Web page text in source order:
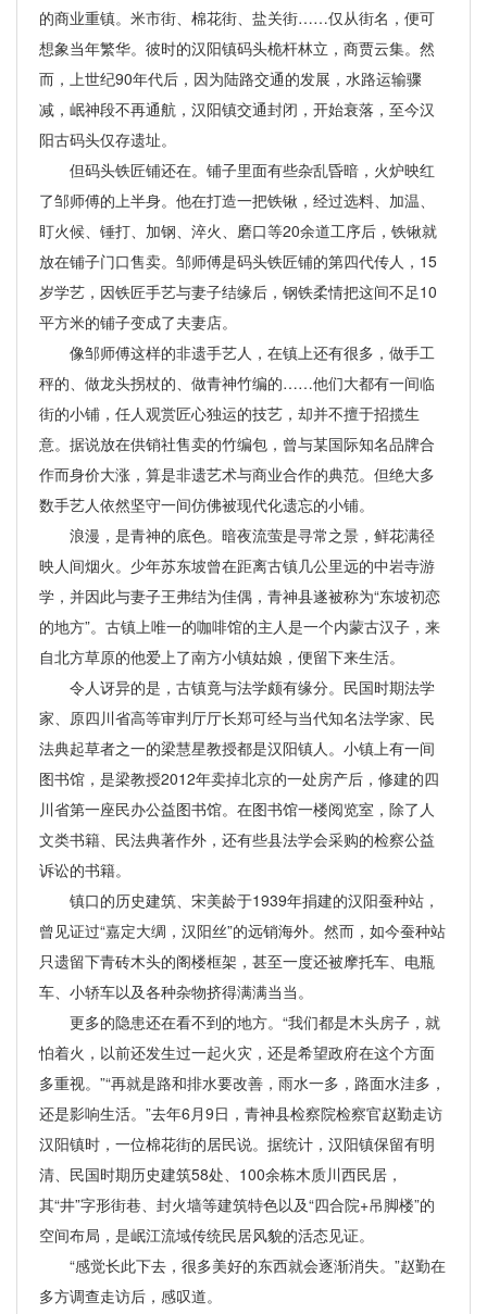
的商业重镇。米市街、棉花街、盐关街……仅从街名，便可
想象当年繁华。彼时的汉阳镇码头桅杆林立，商贾云集。然
而，上世纪90年代后，因为陆路交通的发展，水路运输骤
减，岷神段不再通航，汉阳镇交通封闭，开始衰落，至今汉
阳古码头仅存遗址。
但码头铁匠铺还在。铺子里面有些杂乱昏暗，火炉映红
了邹师傅的上半身。他在打造一把铁锹，经过选料、加温、
盯火候、锤打、加钢、淬火、磨口等20余道工序后，铁锹就
放在铺子门口售卖。邹师傅是码头铁匠铺的第四代传人，15
岁学艺，因铁匠手艺与妻子结缘后，钢铁柔情把这间不足10
平方米的铺子变成了夫妻店。
像邹师傅这样的非遗手艺人，在镇上还有很多，做手工
秤的、做龙头拐杖的、做青神竹编的……他们大都有一间临
街的小铺，任人观赏匠心独运的技艺，却并不擅于招揽生
意。据说放在供销社售卖的竹编包，曾与某国际知名品牌合
作而身价大涨，算是非遗艺术与商业合作的典范。但绝大多
数手艺人依然坚守一间仿佛被现代化遗忘的小铺。
浪漫，是青神的底色。暗夜流萤是寻常之景，鲜花满径
映人间烟火。少年苏东坡曾在距离古镇几公里远的中岩寺游
学，并因此与妻子王弗结为佳偶，青神县遂被称为“东坡初恋
的地方”。古镇上唯一的咖啡馆的主人是一个内蒙古汉子，来
自北方草原的他爱上了南方小镇姑娘，便留下来生活。
令人讶异的是，古镇竟与法学颇有缘分。民国时期法学
家、原四川省高等审判厅厅长郑可经与当代知名法学家、民
法典起草者之一的梁慧星教授都是汉阳镇人。小镇上有一间
图书馆，是梁教授2012年卖掉北京的一处房产后，修建的四
川省第一座民办公益图书馆。在图书馆一楼阅览室，除了人
文类书籍、民法典著作外，还有些县法学会采购的检察公益
诉讼的书籍。
镇口的历史建筑、宋美龄于1939年捐建的汉阳蚕种站，
曾见证过“嘉定大绸，汉阳丝”的远销海外。然而，如今蚕种站
只遗留下青砖木头的阁楼框架，甚至一度还被摩托车、电瓶
车、小轿车以及各种杂物挤得满满当当。
更多的隐患还在看不到的地方。“我们都是木头房子，就
怕着火，以前还发生过一起火灾，还是希望政府在这个方面
多重视。”“再就是路和排水要改善，雨水一多，路面水洼多，
还是影响生活。”去年6月9日，青神县检察院检察官赵勤走访
汉阳镇时，一位棉花街的居民说。据统计，汉阳镇保留有明
清、民国时期历史建筑58处、100余栋木质川西民居，
其“井”字形街巷、封火墙等建筑特色以及“四合院+吊脚楼”的
空间布局，是岷江流域传统民居风貌的活态见证。
“感觉长此下去，很多美好的东西就会逐渐消失。”赵勤在
多方调查走访后，感叹道。